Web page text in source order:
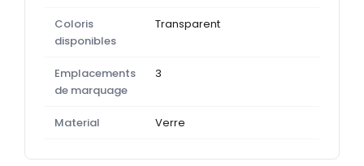
Coloris
disponibles
Transparent
Emplacements
de marquage
3
Material Verre